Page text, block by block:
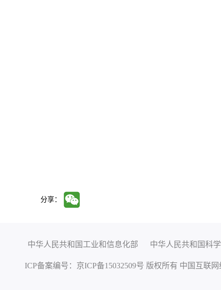
分享：
中华人民共和国工业和信息化部 中华人民共和国科
ICP备案编号： 京ICP备15032509号 版权所有 中国互联